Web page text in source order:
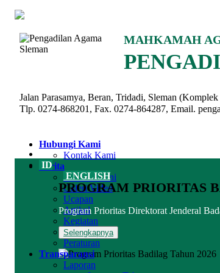
MAHKAMAH
Jalan Parasamya, Beran, Tridadi, Sleman (Komplek
Tlp. 0274-868201, Fax. 0274-864287, Email.
Hubungi Kami
Kontak Kami
Berita
Berita Terkini
Galeri Video
Ucapan
Artikel
Kegiatan
Pengumuman
Peraturan
Transparansi
Laporan
ID
ENGLISH
PROGRAM PRIORITAS
Program Prioritas Direktorat Jenderal
Selengkapnya